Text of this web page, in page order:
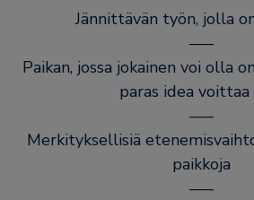
Jännittävän työn, jolla
–––
Paikan, jossa jokainen voi olla
paras idea voittaa
–––
Merkityksellisiä
paikkoja
–––